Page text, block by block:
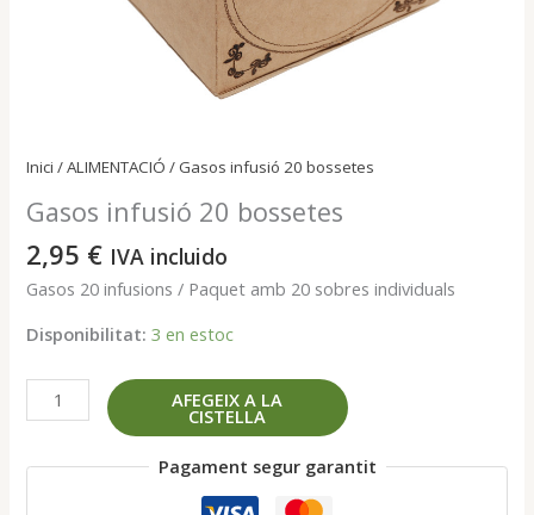
Inici /ALIMENTACIÓ / Gasos infusió 20 bossetes
Gasos infusió 20 bossetes
2,95 € IVA incluido
Gasos 20 infusions / Paquet amb 20 sobres individuals
Disponibilitat: 3 en estoc
quantitat
de
infusió
AFEGEIX A LA
CISTELLA
Pagament segur garantit